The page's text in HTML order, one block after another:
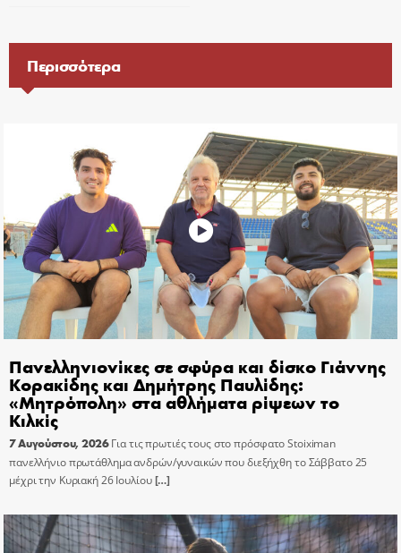
Περισσότερα
Πανελληνιονίκες σε σφύρα και δίσκο Γιάννης
Κορακίδης και Δημήτρης Παυλίδης:
«Μητρόπολη» στα αθλήματα ρίψεων το
Κιλκίς
7 Αυγούστου, 2026 Για τις πρωτιές τους στο πρόσφατο Stoiximan
πανελλήνιο πρωτάθλημα ανδρών/γυναικών που διεξήχθη το Σάββατο 25
μέχρι την Κυριακή 26 Ιουλίου[…]